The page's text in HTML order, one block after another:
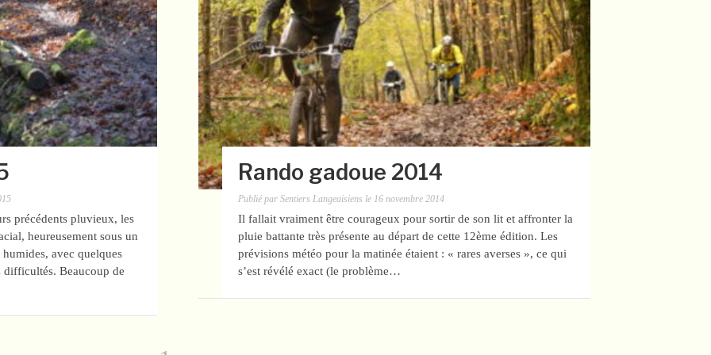
précédents pluvieux, les
heureusement sous un
avec quelques
difficultés. Beaucoup de
Rando gadoue 2014
Publié par Sentiers Langeaisiens le 16 novembre 2014
Il fallait vraiment être courageux pour sortir de son lit et affronter la
pluie battante très présente au départ de cette 12ème édition. Les
prévisions météo pour la matinée étaient : « rares averses », ce qui
s’est révélé exact (le problème…